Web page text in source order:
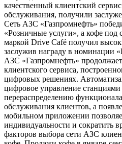
качественный клиентский
обслуживания, получили
Сеть АЗС «Газпромнефть»
«Розничные услуги», а кофе под
маркой Drive Café получил
заслужив награду в номинации
АЗС «Газпромнефть»
клиентского сервиса,
цифровых решениях.
цифровое управление станциями
перераспределению
обслуживания клиентов, а
мобильном приложении
индивидуальности и сократить
факторов выбора сети АЗС